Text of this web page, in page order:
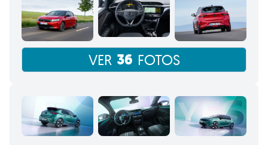
VER 36 FOTOS